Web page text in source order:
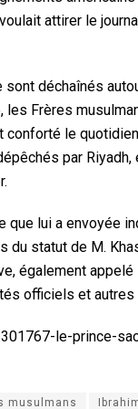
attirer le
déchaînés
Frères
le
par
lui a envoyée
du statut de M.
également appelé
officiels et
le-prince-
musulmans